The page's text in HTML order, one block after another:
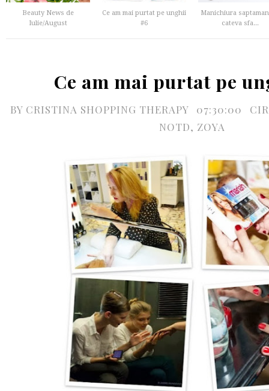
Beauty News de
Iulie/August
Ce am mai purtat pe unghii
#6
Manichiura
cateva sfa...
Ce am mai purtat pe
BY CRISTINA SHOPPING THERAPY 07:30:00
NOTD, ZOYA